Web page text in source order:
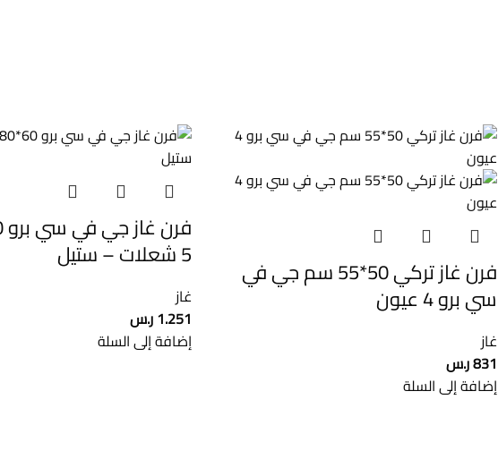
فرن غاز تركي 50*55 سم جي في
سي برو 4 عيون
غاز
831ر.س
إضافة إلى السلة
5 شعلات – ستيل
غاز
1.251ر.س
إضافة إلى السلة